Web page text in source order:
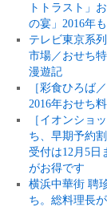
トトラスト」
の宴」2016年
テレビ東京系
市場／おせち
漫遊記
［彩食ひろば
2016年おせち
［イオンショ
ち、早期予約
受付は12月5日
がお得です
横浜中華街 聘
ち。総料理長